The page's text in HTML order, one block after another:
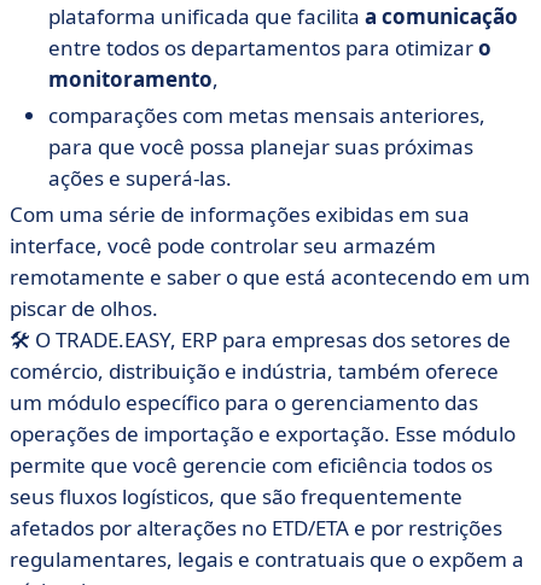
plataforma unificada que facilita a comunicação
entre todos os departamentos para otimizaro
monitoramento,
comparações com metas mensais anteriores,
para que você possa planejar suas próximas
ações e superá-las.
Com uma série de informações exibidas em sua
interface, você pode controlar seu armazém
remotamente e saber o que está acontecendo em um
piscar de olhos.
🛠️ O TRADE.EASY, ERP para empresas dos setores de
comércio, distribuição e indústria, também oferece
um módulo específico para o gerenciamento das
operações de importação e exportação. Esse módulo
permite que você gerencie com eficiência todos os
seus fluxos logísticos, que são frequentemente
afetados por alterações no ETD/ETA e por restrições
regulamentares, legais e contratuais que o expõem a